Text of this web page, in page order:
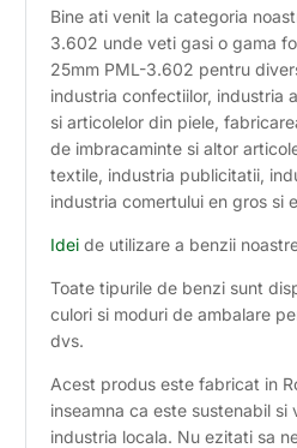
Bine ati venit la categoria
3.602 unde veti gasi o gama
25mm PML-3.602 pentru
industria confectiilor, industria
si articolelor din piele,
de imbracaminte si altor
textile, industria publicitatii,
industria comertului en gros si
Idei de utilizare a benzii
Toate tipurile de benzi sunt
culori si moduri de ambalare
dvs.
Acest produs este fabricat in
inseamna ca este sustenabil si
industria locala. Nu ezitati sa